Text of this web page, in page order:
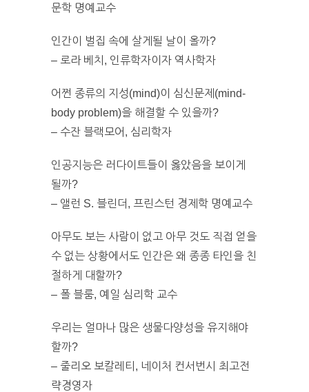
문학 명예교수
인간이 벌집 속에 살게될 날이 올까?
– 로라 베치, 인류학자이자 역사학자
어쩐 종류의 지성(mind)이 심신문제(mind-
body problem)을 해결할 수 있을까?
– 수잔 블랙모어, 심리학자
인공지능은 러다이트들이 옳았음을 보이게
될까?
– 앨런 S. 블린더, 프린스턴 경제학 명예교수
아무도 보는 사람이 없고 아무 것도 직접 얻을
수 없는 상황에서도 인간은 왜 종종 타인을 친
절하게 대할까?
– 폴 블룸, 예일 심리학 교수
우리는 얼마나 많은 생물다양성을 유지해야
할까?
– 줄리오 보칼레티, 네이처 컨서번시 최고전
략경영자